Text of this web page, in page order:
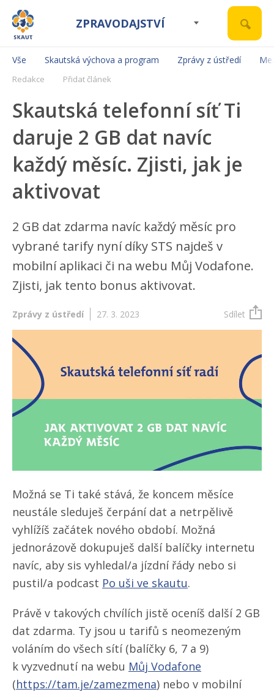
ZPRAVODAJSTVÍ
Vše Skautská výchova a program Zprávy z ústředí
Redakce Přidat článek
Skautská telefonní síť Ti
daruje 2 GB dat navíc
každý měsíc. Zjisti, jak je
aktivovat
2 GB dat zdarma navíc každý měsíc pro
vybrané tarify nyní díky STS najdeš v
mobilní aplikaci či na webu Můj Vodafone.
Zjisti, jak tento bonus aktivovat.
Zprávy z ústředí 27. 3. 2023 Sdílet
Možná se Ti také stává, že koncem měsíce
neustále sleduješ čerpání dat a netrpělivě
vyhlížíš začátek nového období. Možná
jednorázově dokupuješ další balíčky internetu
navíc, aby sis vyhledal/​a jízdní řády nebo si
pustil/​a podcast Po uši ve skautu.
Právě v takových chvílích jistě oceníš další 2 GB
dat zdarma. Ty jsou u tarifů s neomezeným
voláním do všech sítí (balíčky 6, 7 a 9)
k vyzvednutí na webu Můj Vodafone
(https://tam.je/​zamezmena) nebo v mobilní